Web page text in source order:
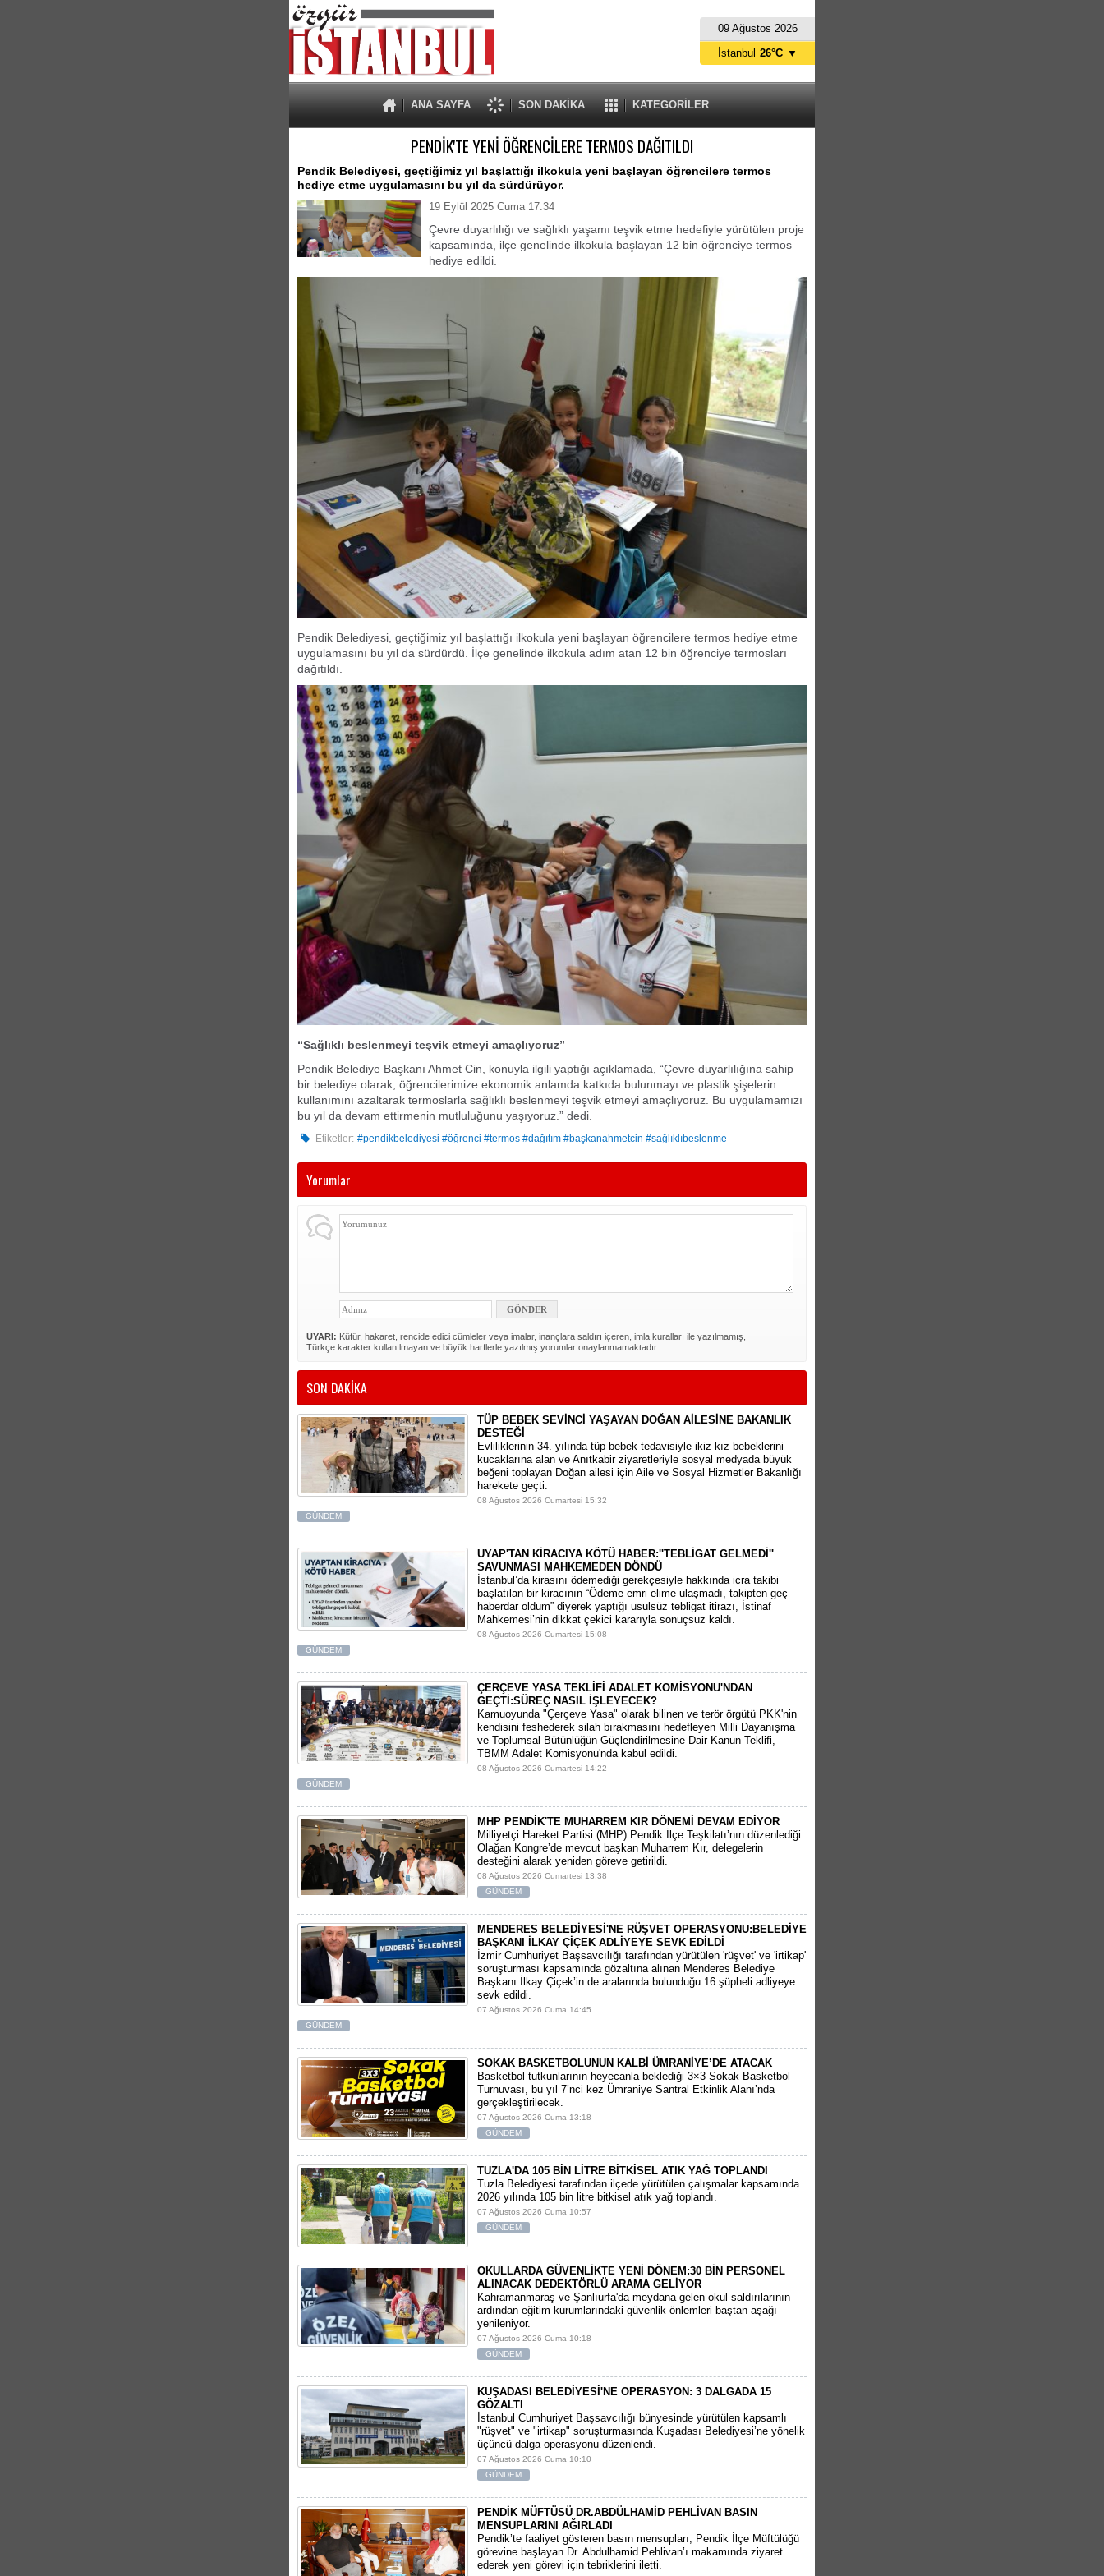
09 Ağustos 2026
ANA SAYFA SON DAKİKA KATEGORİLER
İstanbul 26°C ▼
PENDİK'TE YENİ ÖĞRENCİLERE TERMOS DAĞITILDI
Pendik Belediyesi, geçtiğimiz yıl başlattığı ilkokula yeni başlayan öğrencilere termos
hediye etme uygulamasını bu yıl da sürdürüyor.
19 Eylül 2025 Cuma 17:34
Çevre duyarlılığı ve sağlıklı yaşamı teşvik etme hedefiyle yürütülen proje
kapsamında, ilçe genelinde ilkokula başlayan 12 bin öğrenciye termos
hediye edildi.
Pendik Belediyesi, geçtiğimiz yıl başlattığı ilkokula yeni başlayan öğrencilere termos hediye etme
uygulamasını bu yıl da sürdürdü. İlçe genelinde ilkokula adım atan 12 bin öğrenciye termosları
dağıtıldı.
“Sağlıklı beslenmeyi teşvik etmeyi amaçlıyoruz”
Pendik Belediye Başkanı Ahmet Cin, konuyla ilgili yaptığı açıklamada, “Çevre duyarlılığına sahip
bir belediye olarak, öğrencilerimize ekonomik anlamda katkıda bulunmayı ve plastik şişelerin
kullanımını azaltarak termoslarla sağlıklı beslenmeyi teşvik etmeyi amaçlıyoruz. Bu uygulamamızı
bu yıl da devam ettirmenin mutluluğunu yaşıyoruz.” dedi.
Etiketler: #pendikbelediyesi #öğrenci #termos #dağıtım #başkanahmetcin #sağlıklıbeslenme
Yorumlar
UYARI: Küfür, hakaret, rencide edici cümleler veya imalar, inançlara saldırı içeren, imla kuralları ile yazılmamış,
Türkçe karakter kullanılmayan ve büyük harflerle yazılmış yorumlar onaylanmamaktadır.
SON DAKİKA
TÜP BEBEK SEVİNCİ YAŞAYAN DOĞAN AİLESİNE BAKANLIK
DESTEĞİ
​Evliliklerinin 34. yılında tüp bebek tedavisiyle ikiz kız bebeklerini
kucaklarına alan ve Anıtkabir ziyaretleriyle sosyal medyada büyük
beğeni toplayan Doğan ailesi için Aile ve Sosyal Hizmetler Bakanlığı
harekete geçti.
08 Ağustos 2026 Cumartesi 15:32
GÜNDEM
UYAP'TAN KİRACIYA KÖTÜ HABER:''TEBLİGAT GELMEDİ''
SAVUNMASI MAHKEMEDEN DÖNDÜ
​İstanbul’da kirasını ödemediği gerekçesiyle hakkında icra takibi
başlatılan bir kiracının “Ödeme emri elime ulaşmadı, takipten geç
haberdar oldum” diyerek yaptığı usulsüz tebligat itirazı, İstinaf
Mahkemesi’nin dikkat çekici kararıyla sonuçsuz kaldı.
08 Ağustos 2026 Cumartesi 15:08
GÜNDEM
ÇERÇEVE YASA TEKLİFİ ADALET KOMİSYONU'NDAN
GEÇTİ:SÜREÇ NASIL İŞLEYECEK?
​Kamuoyunda "Çerçeve Yasa" olarak bilinen ve terör örgütü PKK'nin
kendisini feshederek silah bırakmasını hedefleyen Milli Dayanışma
ve Toplumsal Bütünlüğün Güçlendirilmesine Dair Kanun Teklifi,
TBMM Adalet Komisyonu'nda kabul edildi.
08 Ağustos 2026 Cumartesi 14:22
GÜNDEM
MHP PENDİK'TE MUHARREM KIR DÖNEMİ DEVAM EDİYOR
​Milliyetçi Hareket Partisi (MHP) Pendik İlçe Teşkilatı’nın düzenlediği
Olağan Kongre’de mevcut başkan Muharrem Kır, delegelerin
desteğini alarak yeniden göreve getirildi.
08 Ağustos 2026 Cumartesi 13:38
GÜNDEM
MENDERES BELEDİYESİ'NE RÜŞVET OPERASYONU:BELEDİYE
BAŞKANI İLKAY ÇİÇEK ADLİYEYE SEVK EDİLDİ
​İzmir Cumhuriyet Başsavcılığı tarafından yürütülen 'rüşvet' ve 'irtikap'
soruşturması kapsamında gözaltına alınan Menderes Belediye
Başkanı İlkay Çiçek’in de aralarında bulunduğu 16 şüpheli adliyeye
sevk edildi.
07 Ağustos 2026 Cuma 14:45
GÜNDEM
SOKAK BASKETBOLUNUN KALBİ ÜMRANİYE’DE ATACAK
Basketbol tutkunlarının heyecanla beklediği 3×3 Sokak Basketbol
Turnuvası, bu yıl 7’nci kez Ümraniye Santral Etkinlik Alanı’nda
gerçekleştirilecek.
07 Ağustos 2026 Cuma 13:18
GÜNDEM
TUZLA'DA 105 BİN LİTRE BİTKİSEL ATIK YAĞ TOPLANDI
Tuzla Belediyesi tarafından ilçede yürütülen çalışmalar kapsamında
2026 yılında 105 bin litre bitkisel atık yağ toplandı.
07 Ağustos 2026 Cuma 10:57
GÜNDEM
OKULLARDA GÜVENLİKTE YENİ DÖNEM:30 BİN PERSONEL
ALINACAK DEDEKTÖRLÜ ARAMA GELİYOR
​Kahramanmaraş ve Şanlıurfa'da meydana gelen okul saldırılarının
ardından eğitim kurumlarındaki güvenlik önlemleri baştan aşağı
yenileniyor.
07 Ağustos 2026 Cuma 10:18
GÜNDEM
KUŞADASI BELEDİYESİ'NE OPERASYON: 3 DALGADA 15
GÖZALTI
​İstanbul Cumhuriyet Başsavcılığı bünyesinde yürütülen kapsamlı
"rüşvet" ve "irtikap" soruşturmasında Kuşadası Belediyesi’ne yönelik
üçüncü dalga operasyonu düzenlendi.
07 Ağustos 2026 Cuma 10:10
GÜNDEM
PENDİK MÜFTÜSÜ DR.ABDÜLHAMİD PEHLİVAN BASIN
MENSUPLARINI AĞIRLADI
​Pendik’te faaliyet gösteren basın mensupları, Pendik İlçe Müftülüğü
görevine başlayan Dr. Abdulhamid Pehlivan’ı makamında ziyaret
ederek yeni görevi için tebriklerini iletti.